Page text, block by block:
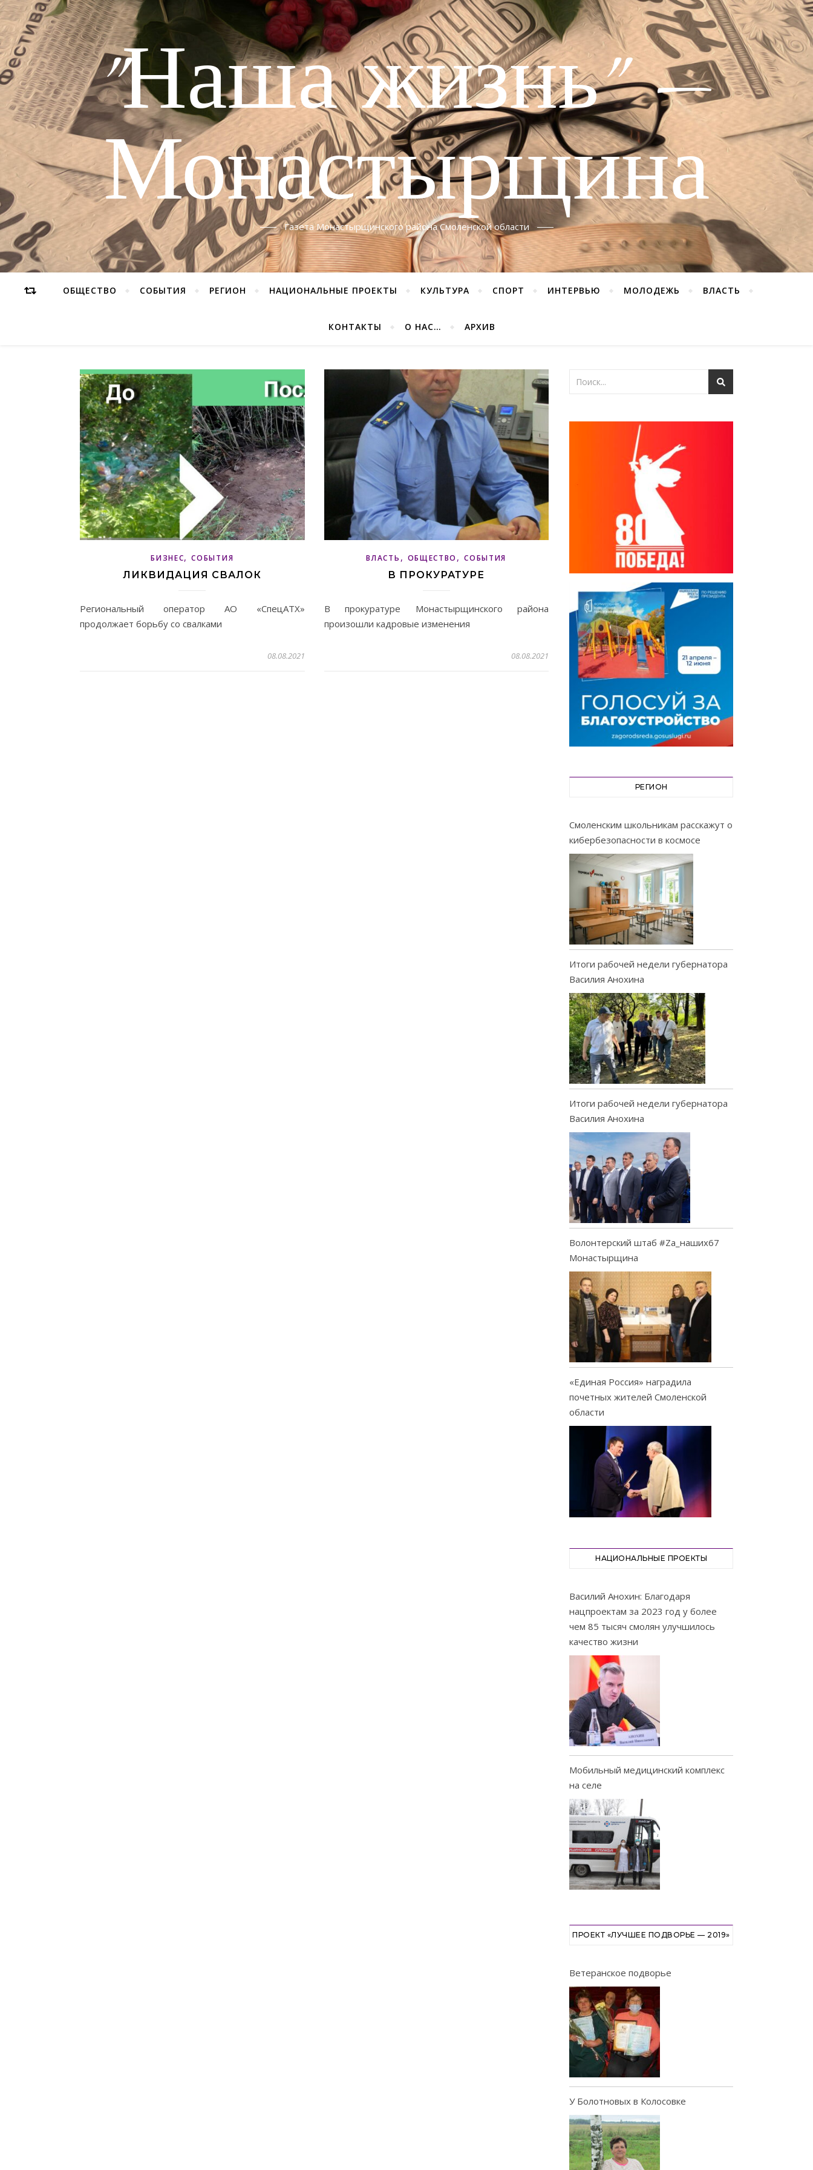
"Наша жизнь" —
Монастырщина
Газета Монастырщинского района Смоленской области
ОБЩЕСТВО СОБЫТИЯ РЕГИОН НАЦИОНАЛЬНЫЕ ПРОЕКТЫ КУЛЬТУРА СПОРТ ИНТЕРВЬЮ МОЛОДЕЖЬ ВЛАСТЬ
КОНТАКТЫ О НАС… АРХИВ
БИЗНЕС,СОБЫТИЯ
ЛИКВИДАЦИЯ СВАЛОК
Региональный оператор АО «СпецАТХ»
продолжает борьбу со свалками
08.08.2021
ВЛАСТЬ , ОБЩЕСТВО ,СОБЫТИЯ
В ПРОКУРАТУРЕ
В прокуратуре Монастырщинского района
произошли кадровые изменения
08.08.2021
РЕГИОН
Смоленским школьникам расскажут о
кибербезопасности в космосе
Итоги рабочей недели губернатора
Василия Анохина
Итоги рабочей недели губернатора
Василия Анохина
Волонтерский штаб #Za_наших67
Монастырщина
«Единая Россия» наградила
почетных жителей Смоленской
области
НАЦИОНАЛЬНЫЕ ПРОЕКТЫ
Василий Анохин: Благодаря
нацпроектам за 2023 год у более
чем 85 тысяч смолян улучшилось
качество жизни
Мобильный медицинский комплекс
на селе
ПРОЕКТ «ЛУЧШЕЕ ПОДВОРЬЕ — 2019»
Ветеранское подворье
У Болотновых в Колосовке